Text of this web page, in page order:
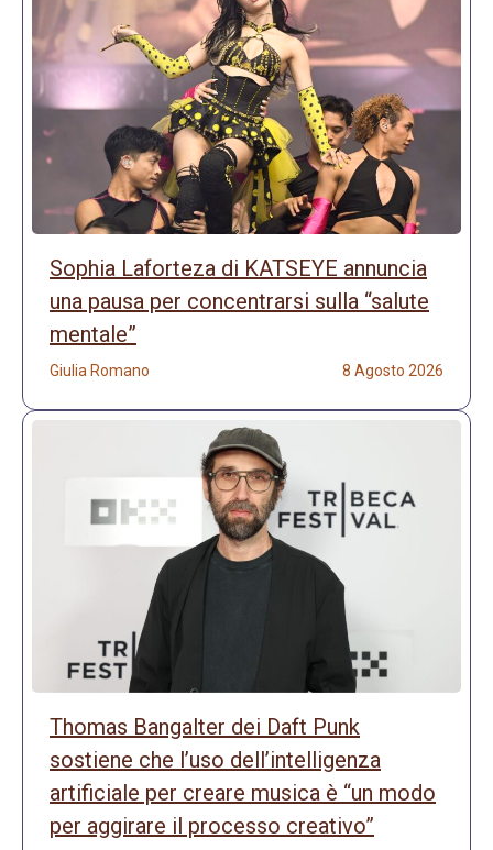
Sophia Laforteza di KATSEYE annuncia
una pausa per concentrarsi sulla “salute
mentale”
Giulia Romano 8 Agosto 2026
Thomas Bangalter dei Daft Punk
sostiene che l’uso dell’intelligenza
artificiale per creare musica è “un modo
per aggirare il processo creativo”